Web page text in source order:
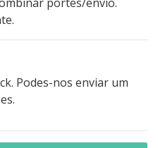
Podes-nos enviar um